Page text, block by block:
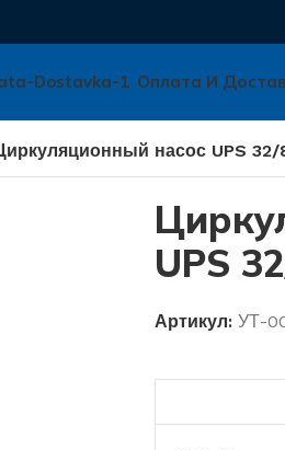
Оплата И
насос UPS
UPS
Артикул: УТ-